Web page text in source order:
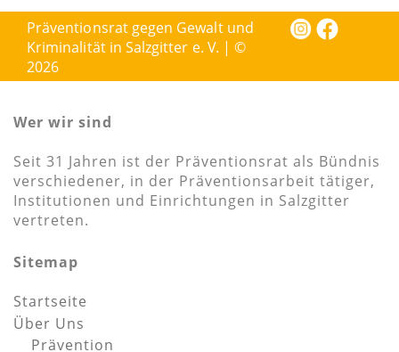
Präventionsrat gegen Gewalt und
Kriminalität in Salzgitter e. V. | ©
2026
Wer wir sind
Seit 31 Jahren ist der Präventionsrat als Bündnis
verschiedener, in der Präventionsarbeit tätiger,
Institutionen und Einrichtungen in Salzgitter
vertreten.
Sitemap
Startseite
Über Uns
Prävention